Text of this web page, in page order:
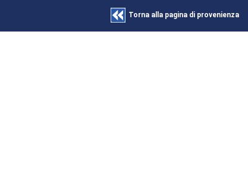
Torna alla pagina di provenienza